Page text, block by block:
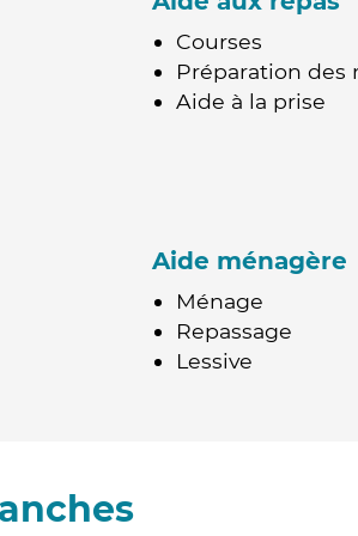
Courses
Préparation des
Aide à la prise
Aide ménagère
Ménage
Repassage
Lessive